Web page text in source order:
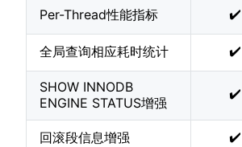
Per-Thread性能指标 ✔️
全局查询相应耗时统计 ✔️
SHOW INNODB
ENGINE STATUS增强
✔️
回滚段信息增强 ✔️